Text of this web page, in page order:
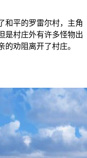
和平的罗雷尔村，主角
是村庄外有许多怪物出
劝阻离开了村庄。